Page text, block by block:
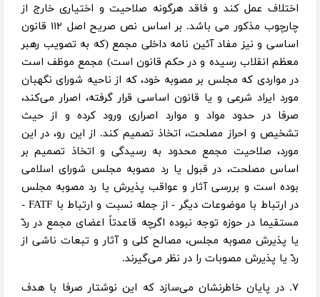
اختلاف عمل کند و فاقد هرگونه صلاحیت و اختیاری خارج از
چارچوب مذکور می باشد. بر اساس نص صریح اصل ۱۱۲ قانون
اساسی و نیز مفاد آئین نامه داخلی مجمع (که به تصویب رهبر
معظم انقلاب رسیده و در حکم قانون است) مجمع موظف است
در مواردی که مجلس بر مصوبه خود، که از ناحیه شورای نگهبان
مورد ایراد شرعی و یا قانون اساسی قرار گرفته، اصرار می‌کند،
صرفا در حدود مواد و موارد اصراری ورود کرده و از حیث
تشخیص و احراز مصلحت، اتخاذ تصمیم کند. از این رو، در این
مورد، صلاحیت مجمع محدود به رسیدگی و اتخاذ تصمیم بر
اساس مصلحت، در قبول یا رد مصوبه مجلس شورای اسلامی
بوده است و بررسی آثار و عواقب پذیرش یا رد مصوبه مجلس
در ارتباط با موضوعات دیگر - از جمله نسبت و ارتباط با FATF -
مستقیما در حوزه توجه نبوده اگرچه قاعدتاً اعضای مجمع در ردّ
یا پذیرش مصوبه مجلس، مصالح کلی و آثار و تبعات ناشی از
ردّ یا پذیرش مصوبات را در نظر می‌گیرند.
۷. در پایان خاطرنشان می‌سازد که این نوشتار صرفا با هدف